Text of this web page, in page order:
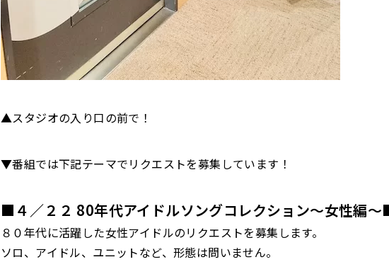
▲スタジオの入り口の前で！
▼番組では下記テーマでリクエストを募集しています！
■４／２２ 80年代アイドルソングコレクション〜女性編
８０年代に活躍した女性アイドルのリクエストを募集します。
ソロ、アイドル、ユニットなど、形態は問いません。